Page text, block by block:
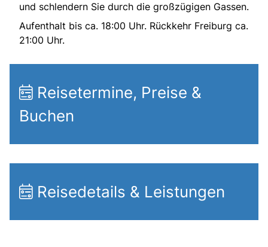
und schlendern Sie durch die großzügigen Gassen.
Aufenthalt bis ca. 18:00 Uhr. Rückkehr Freiburg ca.
21:00 Uhr.
Reisetermine, Preise &
Buchen
Reisedetails & Leistungen